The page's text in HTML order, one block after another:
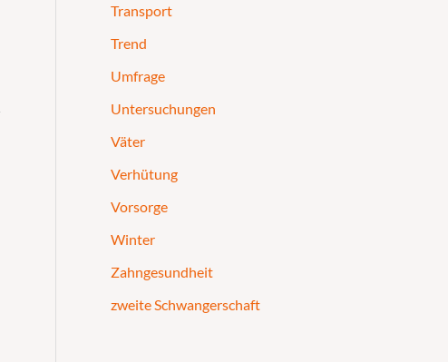
Transport
Trend
Umfrage
Untersuchungen
Väter
Verhütung
Vorsorge
Winter
Zahngesundheit
zweite Schwangerschaft